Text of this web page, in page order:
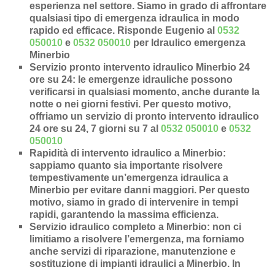
esperienza nel settore. Siamo in grado di affrontare
qualsiasi tipo di emergenza idraulica in modo
rapido ed efficace. Risponde Eugenio al0532
050010 e0532 050010 per Idraulico emergenza
Minerbio
Servizio pronto intervento idraulico Minerbio 24
ore su 24: le emergenze idrauliche possono
verificarsi in qualsiasi momento, anche durante la
notte o nei giorni festivi. Per questo motivo,
offriamo un servizio di pronto intervento idraulico
24 ore su 24, 7 giorni su 7 al0532 050010 e0532
050010
Rapidità di intervento idraulico a Minerbio:
sappiamo quanto sia importante risolvere
tempestivamente un’emergenza idraulica a
Minerbio per evitare danni maggiori. Per questo
motivo, siamo in grado di intervenire intempi
rapidi, garantendo la massima efficienza.
Servizio idraulico completo a Minerbio: non ci
limitiamo a risolvere l’emergenza, ma forniamo
ancheservizi di riparazione, manutenzione e
sostituzione di impianti idraulici a Minerbio. In